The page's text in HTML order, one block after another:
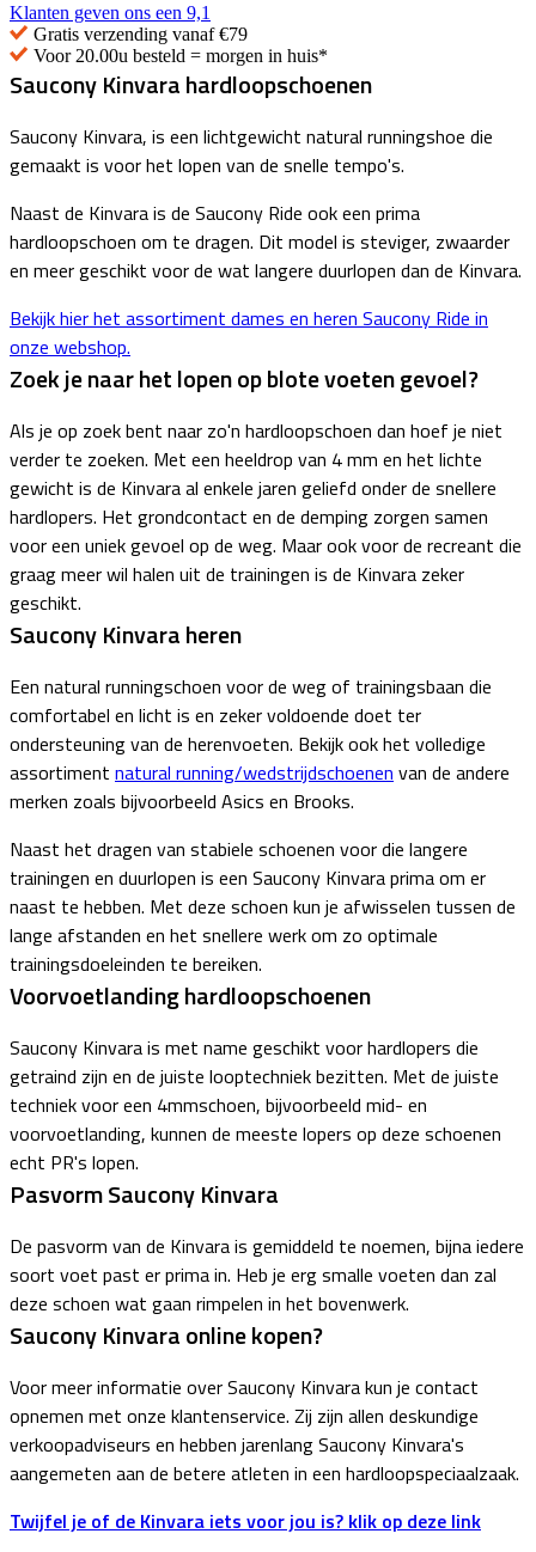
Klanten geven ons een 9,1
Gratis verzending vanaf €79
Voor 20.00u besteld = morgen in huis*
Saucony Kinvara hardloopschoenen
Saucony Kinvara, is een lichtgewicht natural runningshoe die
gemaakt is voor het lopen van de snelle tempo's.
Naast de Kinvara is de Saucony Ride ook een prima
hardloopschoen om te dragen. Dit model is steviger, zwaarder
en meer geschikt voor de wat langere duurlopen dan de Kinvara.
Bekijk hier het assortiment dames en heren Saucony Ride in
onze webshop.
Zoek je naar het lopen op blote voeten gevoel?
Als je op zoek bent naar zo'n hardloopschoen dan hoef je niet
verder te zoeken. Met een heeldrop van 4 mm en het lichte
gewicht is de Kinvara al enkele jaren geliefd onder de snellere
hardlopers. Het grondcontact en de demping zorgen samen
voor een uniek gevoel op de weg. Maar ook voor de recreant die
graag meer wil halen uit de trainingen is de Kinvara zeker
geschikt.
Saucony Kinvara heren
Een natural runningschoen voor de weg of trainingsbaan die
comfortabel en licht is en zeker voldoende doet ter
ondersteuning van de herenvoeten. Bekijk ook het volledige
assortiment natural running/wedstrijdschoenen van de andere
merken zoals bijvoorbeeld Asics en Brooks.
Naast het dragen van stabiele schoenen voor die langere
trainingen en duurlopen is een Saucony Kinvara prima om er
naast te hebben. Met deze schoen kun je afwisselen tussen de
lange afstanden en het snellere werk om zo optimale
trainingsdoeleinden te bereiken.
Voorvoetlanding hardloopschoenen
Saucony Kinvara is met name geschikt voor hardlopers die
getraind zijn en de juiste looptechniek bezitten. Met de juiste
techniek voor een 4mmschoen, bijvoorbeeld mid- en
voorvoetlanding, kunnen de meeste lopers op deze schoenen
echt PR's lopen.
Pasvorm Saucony Kinvara
De pasvorm van de Kinvara is gemiddeld te noemen, bijna iedere
soort voet past er prima in. Heb je erg smalle voeten dan zal
deze schoen wat gaan rimpelen in het bovenwerk.
Saucony Kinvara online kopen?
Voor meer informatie over Saucony Kinvara kun je contact
opnemen met onze klantenservice. Zij zijn allen deskundige
verkoopadviseurs en hebben jarenlang Saucony Kinvara's
aangemeten aan de betere atleten in een hardloopspeciaalzaak.
Twijfel je of de Kinvara iets voor jou is? klik op deze link